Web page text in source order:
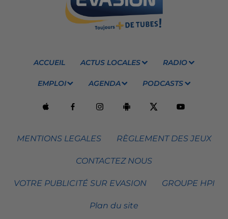
ACCUEIL ACTUS LOCALES RADIO
EMPLOI AGENDA PODCASTS
MENTIONS LEGALES RÈGLEMENT DES JEUX
CONTACTEZ NOUS
VOTRE PUBLICITÉ SUR EVASION GROUPE HPI
Plan du site